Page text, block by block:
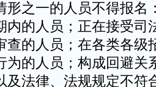
形之一的人员不得报
内的人员；正在接受司
查的人员；在各类各级
为的人员；构成回避关
及法律、法规规定不符